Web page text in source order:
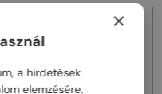
×
a hirdetések
elemzésére.